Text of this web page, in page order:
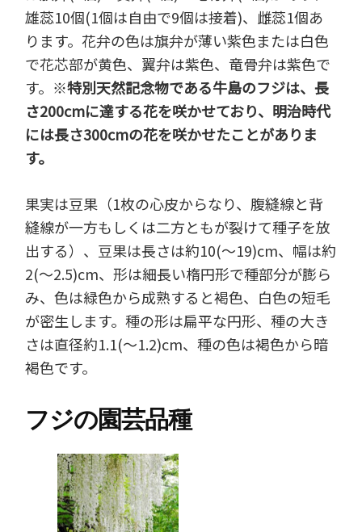
雄蕊10個(1個は自由で9個は接着)、雌蕊1個あ
ります。花弁の色は旗弁が薄い紫色または白色
で花芯部が黄色、翼弁は紫色、竜骨弁は紫色で
す。※特別天然記念物である牛島のフジは、長
さ200cmに達する花を咲かせており、明治時代
には長さ300cmの花を咲かせたことがありま
す。
果実は豆果（1枚の心皮からなり、腹縫線と背
縫線が一方もしくは二方ともが裂けて種子を放
出する）、豆果は長さは約10(～19)cm、幅は約
2(～2.5)cm、形は細長い楕円形で種部分が膨ら
み、色は緑色から成熟すると褐色、白色の短毛
が密生します。種の形は扁平な円形、種の大き
さは直径約1.1(～1.2)cm、種の色は褐色から暗
褐色です。
フジの園芸品種